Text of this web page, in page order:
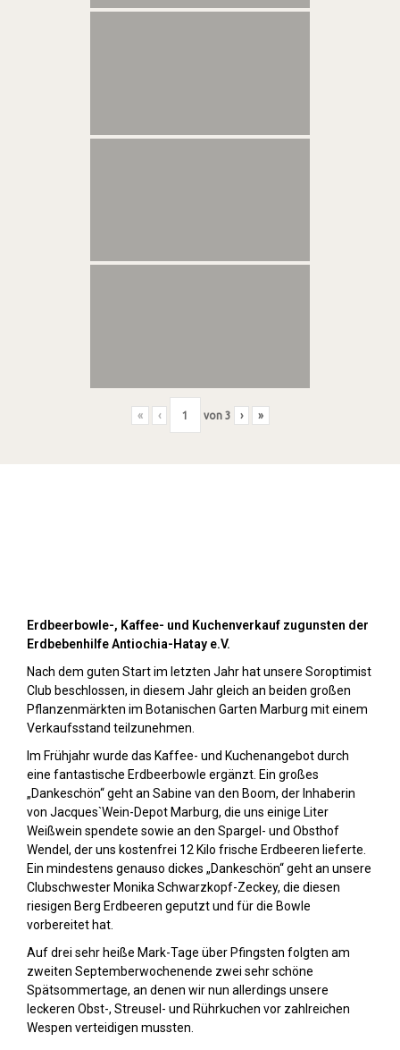
« ‹ von 3 › »
Erdbeerbowle-, Kaffee- und Kuchenverkauf zugunsten der
Erdbebenhilfe Antiochia-Hatay e.V.
Nach dem guten Start im letzten Jahr hat unsere Soroptimist
Club beschlossen, in diesem Jahr gleich an beiden großen
Pflanzenmärkten im Botanischen Garten Marburg mit einem
Verkaufsstand teilzunehmen.
Im Frühjahr wurde das Kaffee- und Kuchenangebot durch
eine fantastische Erdbeerbowle ergänzt. Ein großes
„Dankeschön“ geht an Sabine van den Boom, der Inhaberin
von Jacques`Wein-Depot Marburg, die uns einige Liter
Weißwein spendete sowie an den Spargel- und Obsthof
Wendel, der uns kostenfrei 12 Kilo frische Erdbeeren lieferte.
Ein mindestens genauso dickes „Dankeschön“ geht an unsere
Clubschwester Monika Schwarzkopf-Zeckey, die diesen
riesigen Berg Erdbeeren geputzt und für die Bowle
vorbereitet hat.
Auf drei sehr heiße Mark-Tage über Pfingsten folgten am
zweiten Septemberwochenende zwei sehr schöne
Spätsommertage, an denen wir nun allerdings unsere
leckeren Obst-, Streusel- und Rührkuchen vor zahlreichen
Wespen verteidigen mussten.